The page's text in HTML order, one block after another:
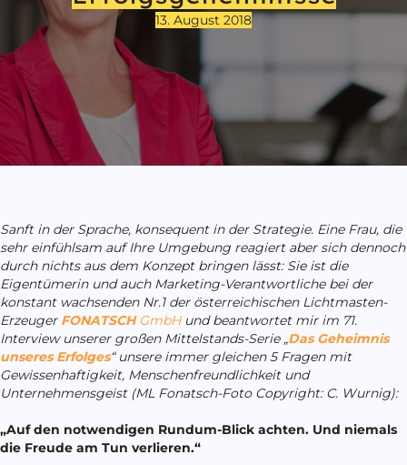
13. August 2018
Sanft in der Sprache, konsequent in der Strategie. Eine Frau, die
sehr einfühlsam auf Ihre Umgebung reagiert aber sich dennoch
durch nichts aus dem Konzept bringen lässt: Sie ist die
Eigentümerin und auch Marketing-Verantwortliche bei der
konstant wachsenden Nr.1 der österreichischen Lichtmasten-
Erzeuger FONATSCHGmbHundbeantwortet mir im 71.
Interview unserer großen Mittelstands-Serie „Das Geheimnis
unseres Erfolges“ unsere immer gleichen 5 Fragen mit
Gewissenhaftigkeit, Menschenfreundlichkeit und
Unternehmensgeist (ML Fonatsch-Foto Copyright: C. Wurnig):
„Auf den notwendigen Rundum-Blick achten. Und niemals
die Freude am Tun verlieren.“